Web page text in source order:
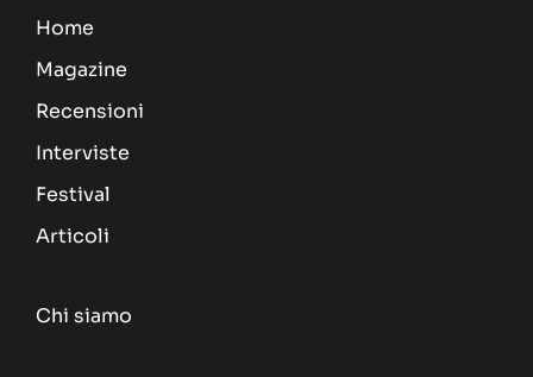
Home
Magazine
Recensioni
Interviste
Festival
Articoli
Chi siamo